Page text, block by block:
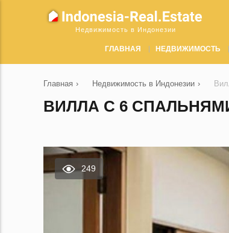
Недвижимость в Индонезии
ГЛАВНАЯ НЕДВИЖИМОСТЬ
Главная › Недвижимость в Индонезии ›
ВИЛЛА С 6
249